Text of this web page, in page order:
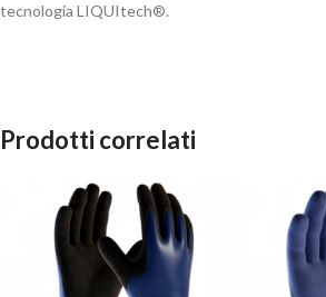
tecnologia LIQUItech®.
Prodotti correlati